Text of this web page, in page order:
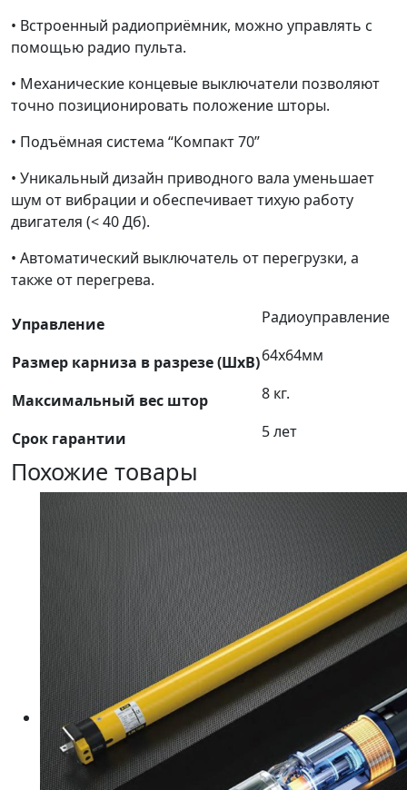
электроприводом
AM35-
с
механическими
• Встроенный радиоприёмник, можно управлять с
помощью радио пульта.
• Механические концевые выключатели позволяют
точно позиционировать положение шторы.
• Подъёмная система “Компакт 70”
• Уникальный дизайн приводного вала уменьшает
шум от вибрации и обеспечивает тихую работу
двигателя (< 40 Дб).
• Автоматический выключатель от перегрузки, а
также от перегрева.
Управление Радиоуправление
Размер карниза в разрезе (ШхВ)64х64мм
Максимальный вес штор 8 кг.
Срок гарантии 5 лет
Похожие товары